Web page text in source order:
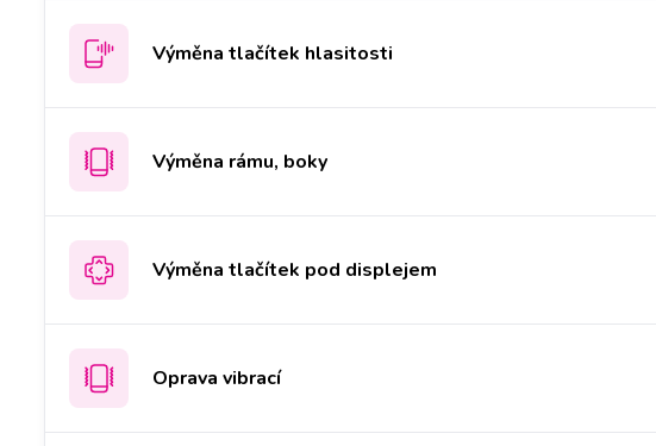
Výměna tlačítek hlasitosti
Výměna rámu, boky
Výměna tlačítek pod displejem
Oprava vibrací